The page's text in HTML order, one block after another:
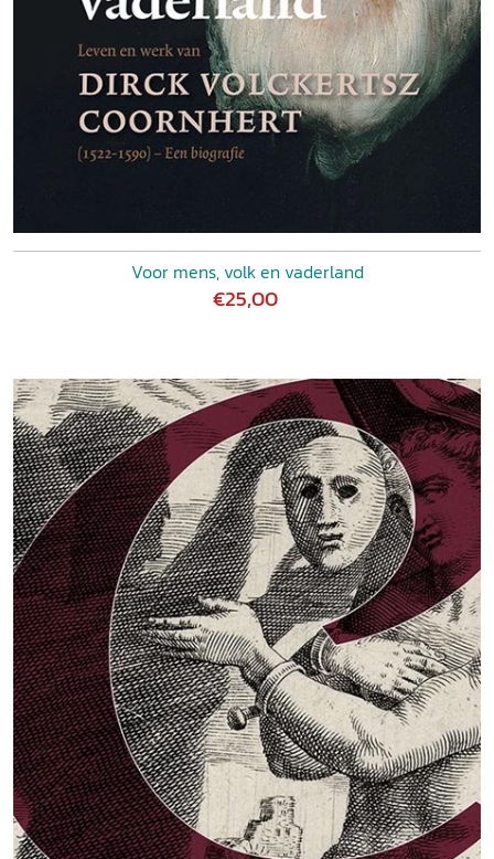
Voor mens, volk en vaderland
€25,00